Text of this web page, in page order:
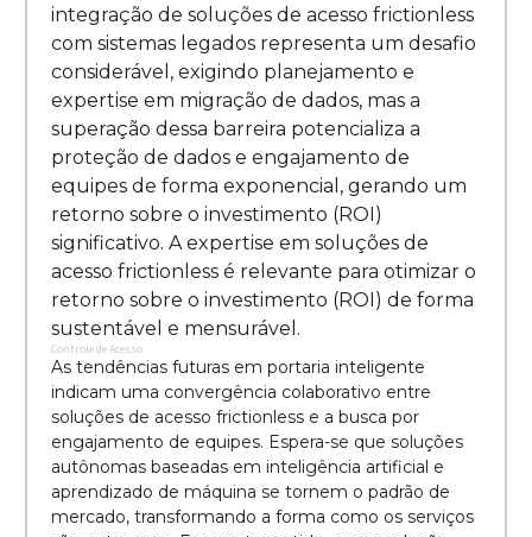
integração de soluções de acesso frictionless
com sistemas legados representa um desafio
considerável, exigindo planejamento e
expertise em migração de dados, mas a
superação dessa barreira potencializa a
proteção de dados e engajamento de
equipes de forma exponencial, gerando um
retorno sobre o investimento (ROI)
significativo. A expertise em soluções de
acesso frictionless é relevante para otimizar o
retorno sobre o investimento (ROI) de forma
sustentável e mensurável.
Controle de Acesso
As tendências futuras em portaria inteligente
indicam uma convergência colaborativo entre
soluções de acesso frictionless e a busca por
engajamento de equipes. Espera-se que soluções
autônomas baseadas em inteligência artificial e
aprendizado de máquina se tornem o padrão de
mercado, transformando a forma como os serviços